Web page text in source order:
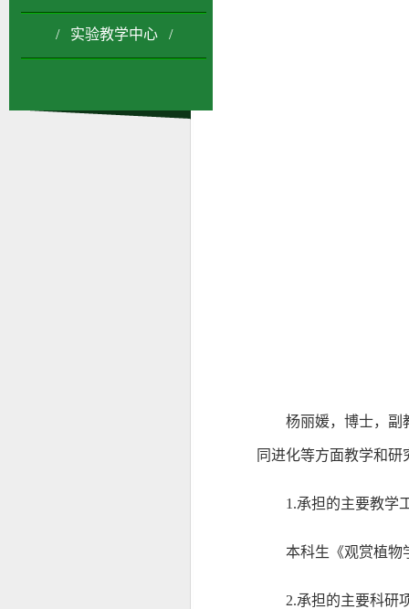
/ 实验教学中心 /
杨丽媛，博士，副
同进化等方面教学和研
1.承担的主要教学
本科生 《观赏植物
2.承担的主要科研